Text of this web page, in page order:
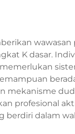
K dasar.
profesional
dalam